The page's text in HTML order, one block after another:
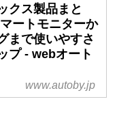
クス製品まと
ートモニターか
まで使いやすさ
プ - webオート
www.autoby.jp